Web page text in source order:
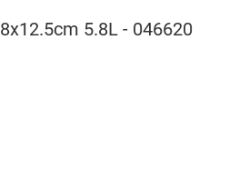
5.8L - 046620